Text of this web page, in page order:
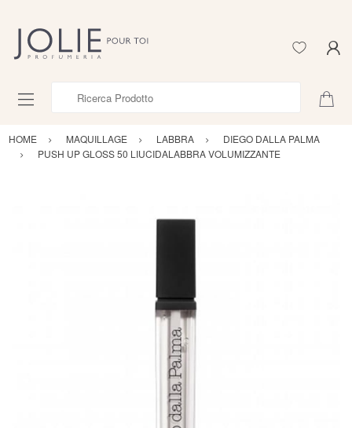
HOME MAQUILLAGE LABBRA
DIEGO DALLA PALMA
PUSH UP GLOSS 50 LIUCIDALABBRA VOLUMIZZANTE